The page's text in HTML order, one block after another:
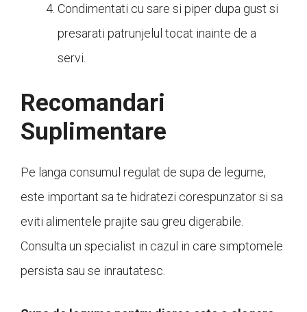
Condimentati cu sare si piper dupa gust si
presarati patrunjelul tocat inainte de a
servi.
Recomandari
Suplimentare
Pe langa consumul regulat de supa de legume,
este important sa te hidratezi corespunzator si sa
eviti alimentele prajite sau greu digerabile.
Consulta un specialist in cazul in care simptomele
persista sau se inrautatesc.